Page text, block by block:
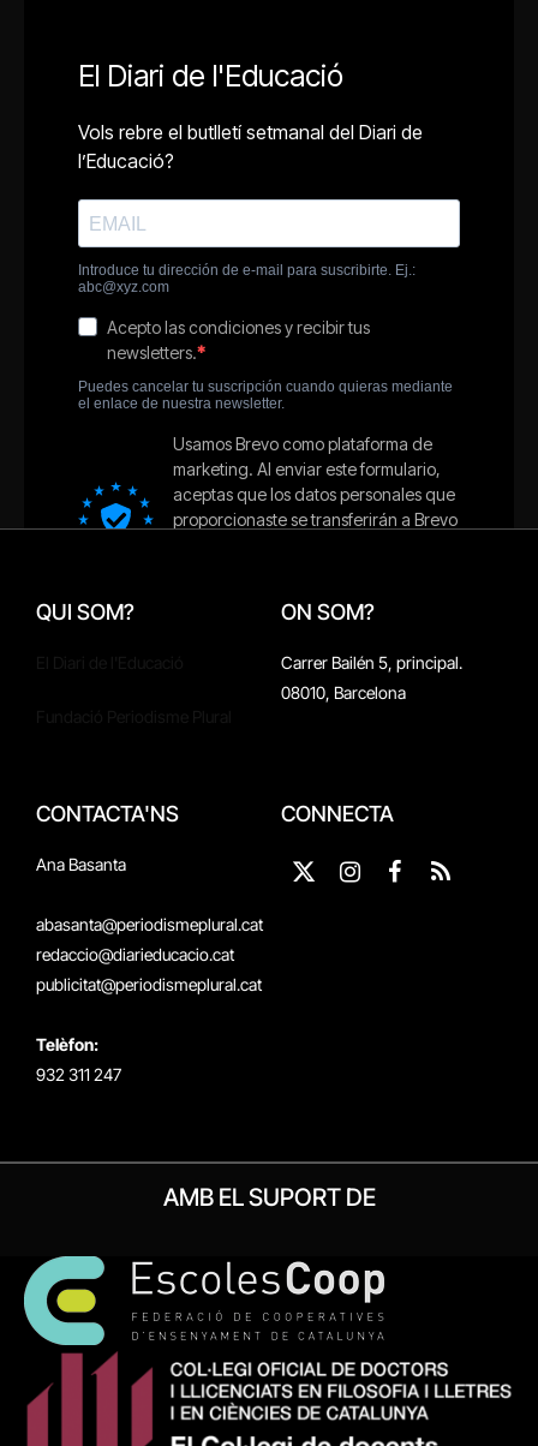
QUI SOM? ON SOM?
Carrer Bailén 5, principal.
08010, Barcelona
CONTACTA'NS
Ana Basanta
abasanta@periodismeplural.cat
redaccio@diarieducacio.cat
publicitat@periodismeplural.cat
Telèfon:
932 311 247
CONNECTA
X
InstagramFacebook
RSS
AMB EL SUPORT DE